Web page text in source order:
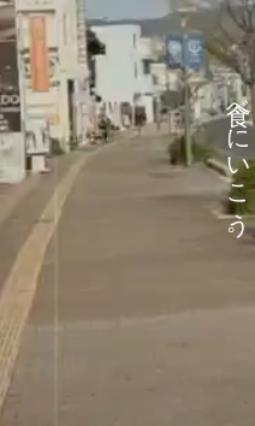
べ
に
い
こ
う
。